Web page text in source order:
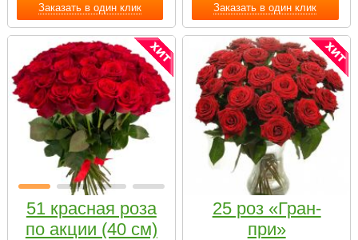
Заказать в один клик Заказать в один клик
51 красная роза
по акции (40 см)
25 роз «Гран-
при»